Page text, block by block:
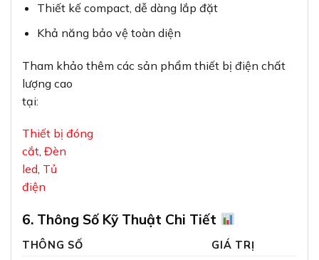
Thiết kế compact, dễ dàng lắp đặt
Khả năng bảo vệ toàn diện
Tham khảo thêm các sản phẩm thiết bị điện chất
lượng cao
tại:
Thiết bị đóng
cắt, Đèn
led, Tủ
điện
6. Thông Số Kỹ Thuật Chi Tiết
THÔNG SỐ
GIÁ TRỊ